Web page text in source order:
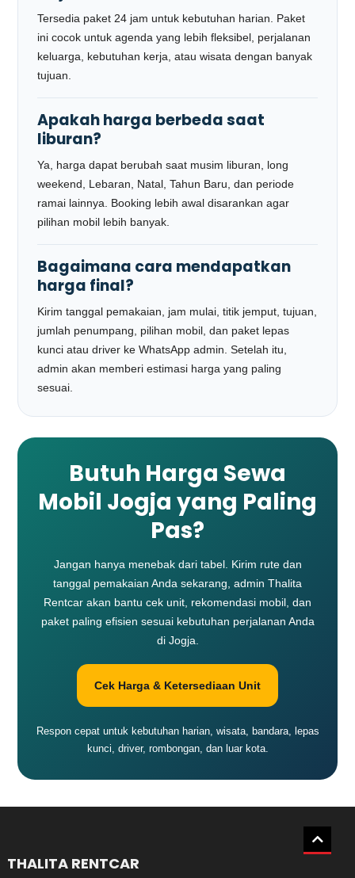
Tersedia paket 24 jam untuk kebutuhan harian. Paket
ini cocok untuk agenda yang lebih fleksibel, perjalanan
keluarga, kebutuhan kerja, atau wisata dengan banyak
tujuan.
Apakah harga berbeda saat
liburan?
Ya, harga dapat berubah saat musim liburan, long
weekend, Lebaran, Natal, Tahun Baru, dan periode
ramai lainnya. Booking lebih awal disarankan agar
pilihan mobil lebih banyak.
Bagaimana cara mendapatkan
harga final?
Kirim tanggal pemakaian, jam mulai, titik jemput, tujuan,
jumlah penumpang, pilihan mobil, dan paket lepas
kunci atau driver ke WhatsApp admin. Setelah itu,
admin akan memberi estimasi harga yang paling
sesuai.
Butuh Harga Sewa
Mobil Jogja yang Paling
Pas?
Jangan hanya menebak dari tabel. Kirim rute dan
tanggal pemakaian Anda sekarang, admin Thalita
Rentcar akan bantu cek unit, rekomendasi mobil, dan
paket paling efisien sesuai kebutuhan perjalanan Anda
di Jogja.
Cek Harga & Ketersediaan Unit
Respon cepat untuk kebutuhan harian, wisata, bandara, lepas
kunci, driver, rombongan, dan luar kota.
THALITA RENTCAR